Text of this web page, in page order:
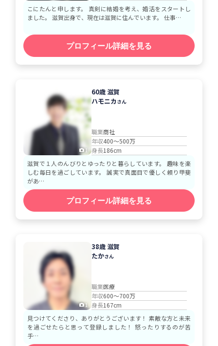
こにたんと申します。 真剣に結婚を考え、婚活をスタートし
ました。 滋賀出身で、現在は滋賀に住んでいます。 仕事…
プロフィール詳細を見る
1
60歳 滋賀
ハモニカ さん
職業商社
年収400～500万
身長186cm
滋賀で１人のんびりとゆったりと暮らしています。 趣味を楽
しむ毎日を過ごしています。 誠実で真面目で優しく頼り甲斐
があ…
プロフィール詳細を見る
1
38歳 滋賀
たかさん
職業医療
年収600～700万
身長167cm
見つけてくださり、ありがとうございます！ 素敵な方と未来
を過ごせたらと思って登録しました！ 怒ったりするのが苦
手…